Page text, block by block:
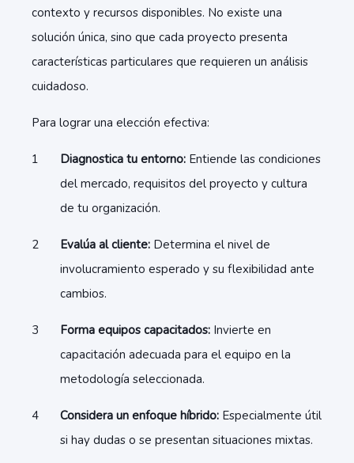
contexto y recursos disponibles. No existe una
solución única, sino que cada proyecto presenta
características particulares que requieren un análisis
cuidadoso.
Para lograr una elección efectiva:
Diagnostica tu entorno: Entiende las condiciones
del mercado, requisitos del proyecto y cultura
de tu organización.
Evalúa al cliente: Determina el nivel de
involucramiento esperado y su flexibilidad ante
cambios.
Forma equipos capacitados: Invierte en
capacitación adecuada para el equipo en la
metodología seleccionada.
Considera un enfoque híbrido: Especialmente útil
si hay dudas o se presentan situaciones mixtas.